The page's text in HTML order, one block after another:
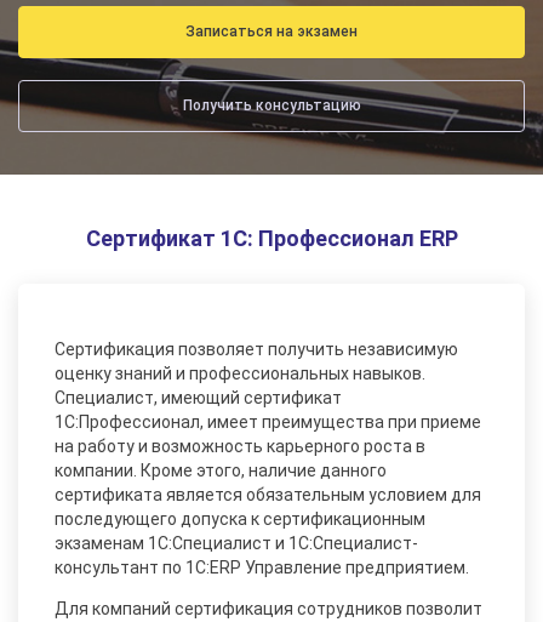
Записаться на экзамен
Получить консультацию
Сертификат 1С: Профессионал ERP
Сертификация позволяет получить независимую
оценку знаний и профессиональных навыков.
Специалист, имеющий сертификат
1С:Профессионал, имеет преимущества при приеме
на работу и возможность карьерного роста в
компании. Кроме этого, наличие данного
сертификата является обязательным условием для
последующего допуска к сертификационным
экзаменам 1С:Специалист и 1С:Специалист-
консультант по 1С:ERP Управление предприятием.
Для компаний сертификация сотрудников позволит